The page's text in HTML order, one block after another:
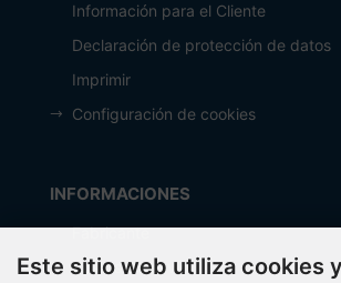
Información para el Cliente
Declaración de protección de datos
Imprimir
Configuración de cookies
INFORMACIONES
Fabricante
Costos de envío
Este sitio web utiliza cookies